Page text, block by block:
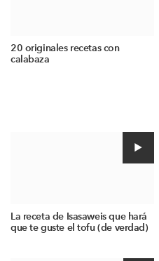
20 originales recetas con
calabaza
La receta de Isasaweis que hará
que te guste el tofu (de verdad)